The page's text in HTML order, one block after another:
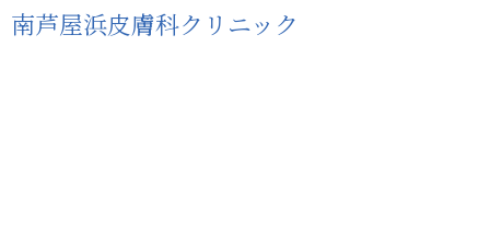
南芦屋浜皮膚科クリニック